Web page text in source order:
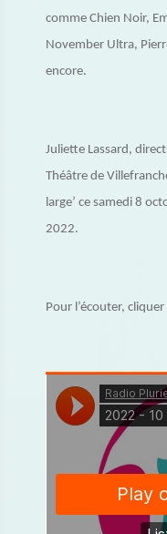
comme Chien Noir,
November Ultra,
encore.
Juliette Lassard,
Théâtre de
large’ ce samedi 8
2022.
Pour l’écouter, cliquer